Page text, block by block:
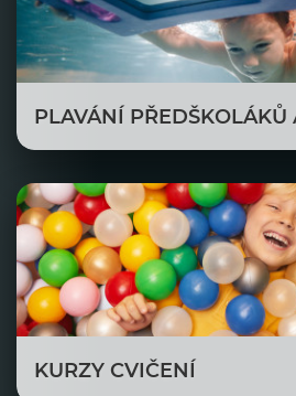
PLAVÁNÍ PŘEDŠKOLÁKŮ
KURZY CVIČENÍ